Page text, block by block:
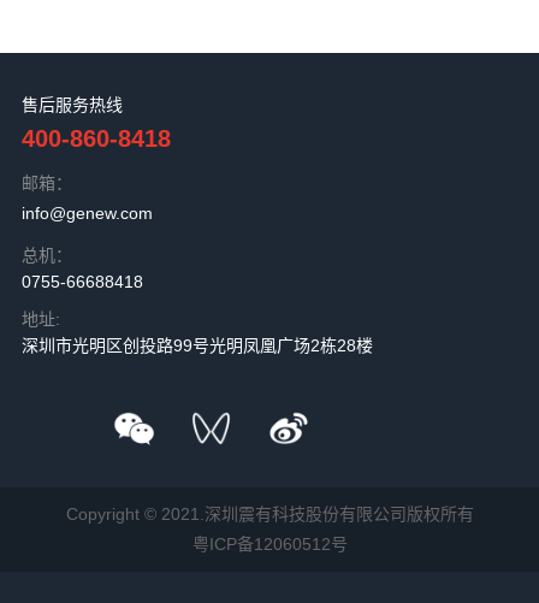
售后服务热线
400-860-8418
邮箱：
info@genew.com
总机：
0755-66688418
地址:
深圳市光明区创投路99号光明凤凰广场2栋28楼
Copyright © 2021.深圳震有科技股份有限公司版权所有
粤ICP备12060512号